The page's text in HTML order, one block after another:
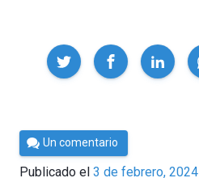
Compartir
Por
César
Un comentario
Publicado el 3 de febrero, 2024